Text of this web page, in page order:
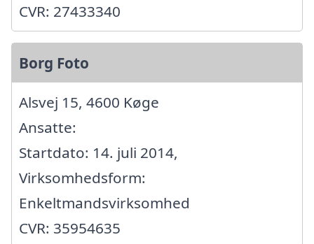
CVR: 27433340
Borg Foto
Alsvej 15, 4600 Køge
Ansatte:
Startdato: 14. juli 2014,
Virksomhedsform:
Enkeltmandsvirksomhed
CVR: 35954635